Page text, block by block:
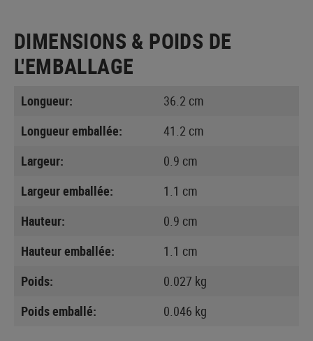
DIMENSIONS & POIDS DE
L'EMBALLAGE
Longueur:
36.2 cm
Longueur emballée:
41.2 cm
Largeur:
0.9 cm
Largeur emballée:
1.1 cm
Hauteur:
0.9 cm
Hauteur emballée:
1.1 cm
Poids:
0.027 kg
Poids emballé:
0.046 kg